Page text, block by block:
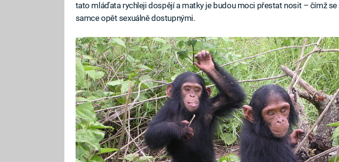
tato mláďata rychleji dospějí a matky je budou moci přestat nosit – čímž se
samce opět sexuálně dostupnými.